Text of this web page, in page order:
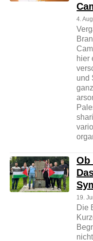
4.
hier
und
ganz
Ob
19.
Die